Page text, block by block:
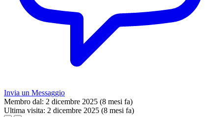
Invia un Messaggio
Membro dal: 2 dicembre 2025 (8 mesi fa)
Ultima visita: 2 dicembre 2025 (8 mesi fa)